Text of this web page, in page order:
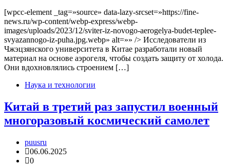
[wpcc-element _tag=»source» data-lazy-srcset=»https://fine-
news.ru/wp-content/webp-express/webp-
images/uploads/2023/12/sviter-iz-novogo-aerogelya-budet-teplee-
svyazannogo-iz-puha.jpg.webp» alt=»» /> Исследователи из
Чжэцзянского университета в Китае разработали новый
материал на основе аэрогеля, чтобы создать защиту от холода.
Они вдохновлялись строением […]
Наука и технологии
Китай в третий раз запустил военный
многоразовый космический самолет
puusru
06.06.2025
0